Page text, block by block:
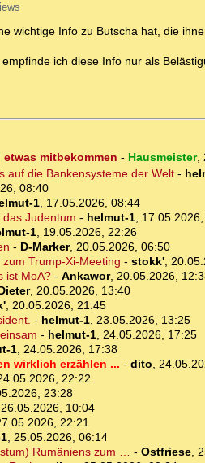
wichtige Info zu Butscha hat, die
ich diese Info nur als
mitbekommen - Hausmeister,
auf die Bankensysteme der Welt-
08:40
1, 17.05.2026, 08:44
Judentum - helmut-1,
1, 19.05.2026, 22:26
- D-Marker, 20.05.2026, 06:50
Trump-Xi-Meeting - stokk',
ist MoA?- Ankawor, 20.05.2026,
, 20.05.2026, 13:40
, 20.05.2026, 21:45
- helmut-1, 23.05.2026, 13:25
- helmut-1, 24.05.2026, 17:25
1, 24.05.2026, 17:38
wirklich erzählen ... - dito,
22:22
23:28
26.05.2026, 10:04
22:21
, 25.05.2026, 06:14
Rumäniens zum … - Ostfriese,